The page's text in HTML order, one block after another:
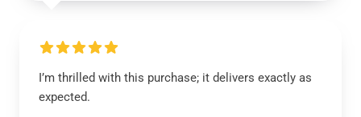
I’m thrilled with this purchase; it delivers exactly as
expected.